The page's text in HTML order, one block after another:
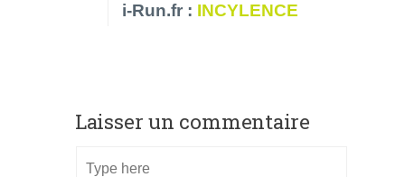
i-Run.fr : INCYLENCE
Laisser un commentaire